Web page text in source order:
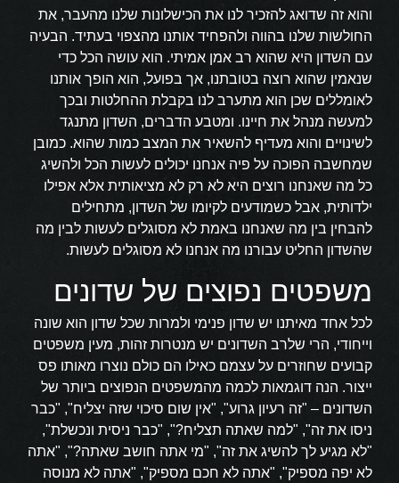
והוא זה שדואג להזכיר לנו את הכישלונות שלנו מהעבר, את
החולשות שלנו בהווה ולהפחיד אותנו מהצפוי בעתיד. הבעיה
עם השדון היא שהוא רב אמן אמיתי. הוא עושה הכל כדי
שנאמין שהוא רוצה בטובתנו, אך בפועל, הוא הופך אותנו
לאומללים שכן הוא מתערב לנו בקבלת ההחלטות ובכך
למעשה מנהל את חיינו. ומטבע הדברים, השדון מתנגד
לשינויים והוא מעדיף להשאיר את המצב כמות שהוא. כמובן
שמחשבה הפוכה על פיה אנחנו יכולים לעשות הכל ולהשיג
כל מה שאנחנו רוצים היא לא רק לא מציאותית אלא אפילו
ילדותית, אבל כשמודעים לקיומו של השדון, מתחילים
להבחין בין מה שאנחנו באמת לא מסוגלים לעשות לבין מה
שהשדון החליט עבורנו מה אנחנו לא מסוגלים לעשות.
משפטים נפוצים של שדונים
לכל אחד מאיתנו יש שדון פנימי ולמרות שכל שדון הוא שונה
וייחודי, הרי שלרב השדונים יש מנטרות זהות, מעין משפטים
קבועים שחוזרים על עצמם כאילו הם כולם נוצרו מאותו פס
ייצור. הנה דוגמאות לכמה מהמשפטים הנפוצים ביותר של
השדונים – "זה רעיון גרוע", "אין שום סיכוי שזה יצליח", "כבר
ניסו את זה", "למה שאתה תצליח?", "כבר ניסית ונכשלת",
"לא מגיע לך להשיג את זה", "מי אתה חושב שאתה?", "אתה
לא יפה מספיק", "אתה לא חכם מספיק", "אתה לא מנוסה